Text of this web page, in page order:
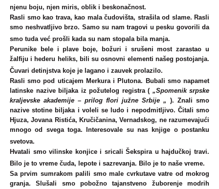
njenu boju, njen miris, oblik i beskonačnost.
Rasli smo kao trava, kao mala čudovišta, strašila od slame. Rasli
smo neshvatljivo brzo. Samo su nam tragovi u pesku govorili da
smo tuda već prošli kada su nam stopala bila manja.
Perunike bele i plave boje, božuri i srušeni most zarastao u
žalfiju i hederu heliks, bili su osnovni elementi našeg postojanja.
Čuvari detinjstva koje je lagano i zauvek prolazilo.
Rasli smo pod uticajem Merkura i Plutona. Bubali smo napamet
latinske nazive biljaka iz požutelog registra ( „Spomenik srpske
kraljevske akademije – prilog flori južne Srbije „ ). Znali smo
nazive stotine biljaka i voleli se ludo i nepodmitljivo. Čitali smo
Hjuza, Jovana Ristića, Kručičanina, Vernadskog, ne razumevajući
mnogo od svega toga. Interesovale su nas knjige o postanku
svetova.
Hvatali smo vilinske konjice i sricali Šekspira u hajdučkoj travi.
Bilo je to vreme čuda, lepote i sazrevanja. Bilo je to naše vreme.
Sa prvim sumrakom palili smo male cvrkutave vatre od mokrog
granja. Slušali smo pobožno tajanstveno žuborenje modrih